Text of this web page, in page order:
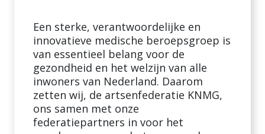
Een sterke, verantwoordelijke en
innovatieve medische beroepsgroep is
van essentieel belang voor de
gezondheid en het welzijn van alle
inwoners van Nederland. Daarom
zetten wij, de artsenfederatie KNMG,
ons samen met onze
federatiepartners in voor het